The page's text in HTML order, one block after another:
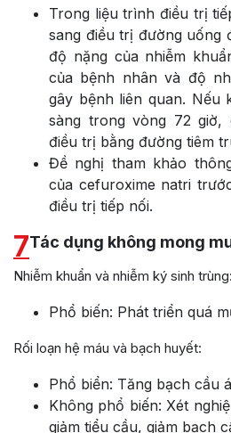
Trong liệu trình điều trị
sang điều trị đường uống
độ nặng của nhiễm
của bệnh nhân và độ
gây bệnh liên quan. Nếu
sàng trong vòng 72
điều trị bằng đường tiêm
Đề nghị tham khảo
của cefuroxime natri
điều trị tiếp nối.
7Tác dụng không mong
Nhiễm khuẩn và nhiễm ký sinh trùng:
Phổ biến: Phát triển quá
Rối loạn hệ máu và bạch huyết:
Phổ biển: Tăng bạch cầu
Không phổ biến: Xét
giảm tiểu cầu, giảm bạch